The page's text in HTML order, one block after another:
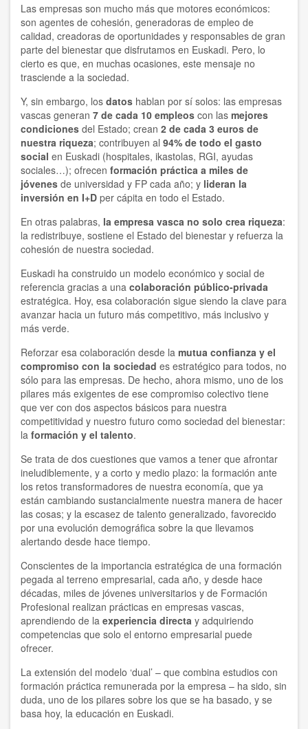
Las empresas son mucho más que motores económicos:
son agentes de cohesión, generadoras de empleo de
calidad, creadoras de oportunidades y responsables de gran
parte del bienestar que disfrutamos en Euskadi. Pero, lo
cierto es que, en muchas ocasiones, este mensaje no
trasciende a la sociedad.
Y, sin embargo, los datos hablan por sí solos: las empresas
vascas generan 7 de cada 10 empleos con las mejores
condiciones del Estado; crean 2 de cada 3 euros de
nuestra riqueza; contribuyen al 94% de todo el gasto
social en Euskadi (hospitales, ikastolas, RGI, ayudas
sociales…); ofrecen formación práctica a miles de
jóvenes de universidad y FP cada año; y lideran la
inversión en I+D per cápita en todo el Estado.
En otras palabras, la empresa vasca no solo crea riqueza:
la redistribuye, sostiene el Estado del bienestar y refuerza la
cohesión de nuestra sociedad.
Euskadi ha construido un modelo económico y social de
referencia gracias a una colaboración público-privada
estratégica. Hoy, esa colaboración sigue siendo la clave para
avanzar hacia un futuro más competitivo, más inclusivo y
más verde.
Reforzar esa colaboración desde la mutua confianza y el
compromiso con la sociedad es estratégico para todos, no
sólo para las empresas. De hecho, ahora mismo, uno de los
pilares más exigentes de ese compromiso colectivo tiene
que ver con dos aspectos básicos para nuestra
competitividad y nuestro futuro como sociedad del bienestar:
la formación y el talento.
Se trata de dos cuestiones que vamos a tener que afrontar
ineludiblemente, y a corto y medio plazo: la formación ante
los retos transformadores de nuestra economía, que ya
están cambiando sustancialmente nuestra manera de hacer
las cosas; y la escasez de talento generalizado, favorecido
por una evolución demográfica sobre la que llevamos
alertando desde hace tiempo.
Conscientes de la importancia estratégica de una formación
pegada al terreno empresarial, cada año, y desde hace
décadas, miles de jóvenes universitarios y de Formación
Profesional realizan prácticas en empresas vascas,
aprendiendo de la experiencia directa y adquiriendo
competencias que solo el entorno empresarial puede
ofrecer.
La extensión del modelo ‘dual’ – que combina estudios con
formación práctica remunerada por la empresa – ha sido, sin
duda, uno de los pilares sobre los que se ha basado, y se
basa hoy, la educación en Euskadi.